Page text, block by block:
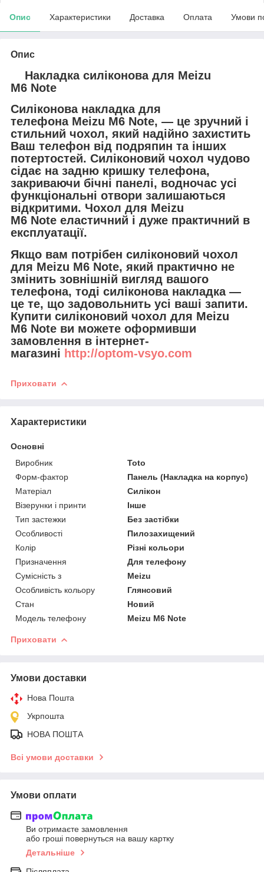
Опис Характеристики Доставка Оплата Умови
Опис
Накладка силіконова для Meizu
M6 Note
Силіконова накладка для
телефона Meizu M6 Note, — це зручний і
стильний чохол, який надійно захистить
Ваш телефон від подряпин та інших
потертостей. Силіконовий чохол чудово
сідає на задню кришку телефона,
закриваючи бічні панелі, водночас усі
функціональні отвори залишаються
відкритими. Чохол для Meizu
M6 Note еластичний і дуже практичний в
експлуатації.
Якщо вам потрібен силіконовий чохол
для Meizu M6 Note, який практично не
змінить зовнішній вигляд вашого
телефона, тоді силіконова накладка —
це те, що задовольнить усі ваші запити.
Купити силіконовий чохол для Meizu
M6 Note ви можете оформивши
замовлення в інтернет-
магазині http://optom-vsyo.com
Приховати
Характеристики
Основні
Виробник
Toto
Форм-фактор
Панель (Накладка на корпус)
Матеріал
Силікон
Візерунки і принти
Інше
Тип застежки
Без застібки
Особливості
Пилозахищений
Колір
Різні кольори
Призначення
Для телефону
Сумісність з
Meizu
Особливість кольору
Глянсовий
Стан
Новий
Модель телефону
Meizu M6 Note
Приховати
Умови доставки
Нова Пошта
Укрпошта
НОВА ПОШТА
Всі умови доставки
Умови оплати
Ви отримаєте замовлення
або гроші повернуться на вашу картку
Детальніше